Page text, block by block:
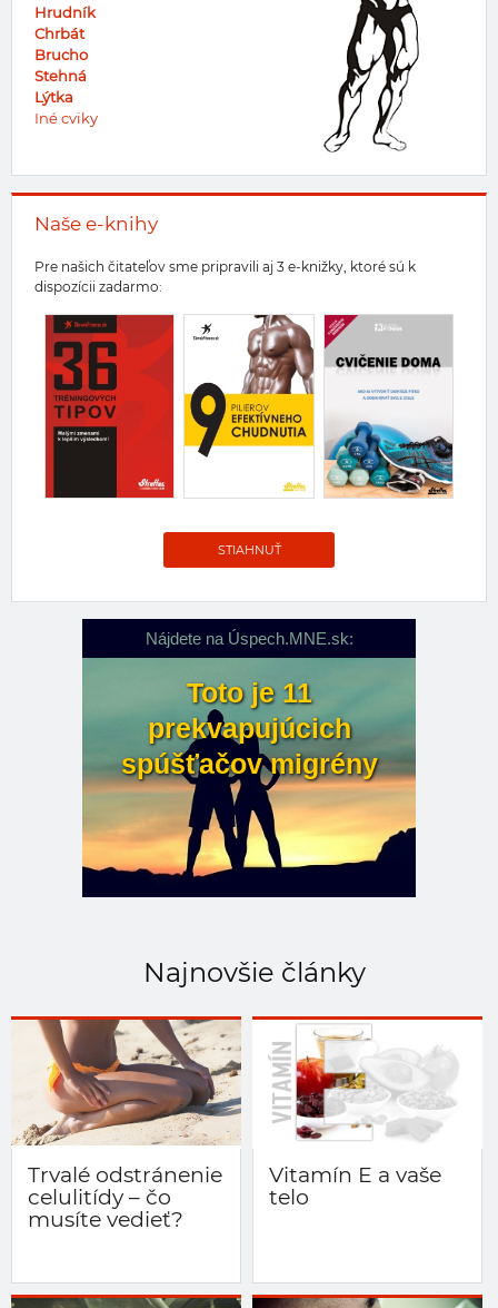
Hrudník
Chrbát
Brucho
Stehná
Lýtka
Iné cviky
Naše e-knihy
Pre našich čitateľov sme pripravili aj 3 e-knižky, ktoré sú k
dispozícii zadarmo:
STIAHNUŤ
Najnovšie články
Trvalé odstránenie
celulitídy – čo
musíte vedieť?
Vitamín E a vaše
telo